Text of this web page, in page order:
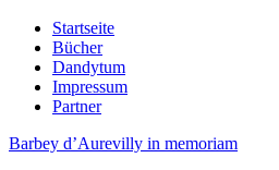
Startseite
Bücher
Dandytum
Impressum
Partner
Barbey d’Aurevilly in memoriam